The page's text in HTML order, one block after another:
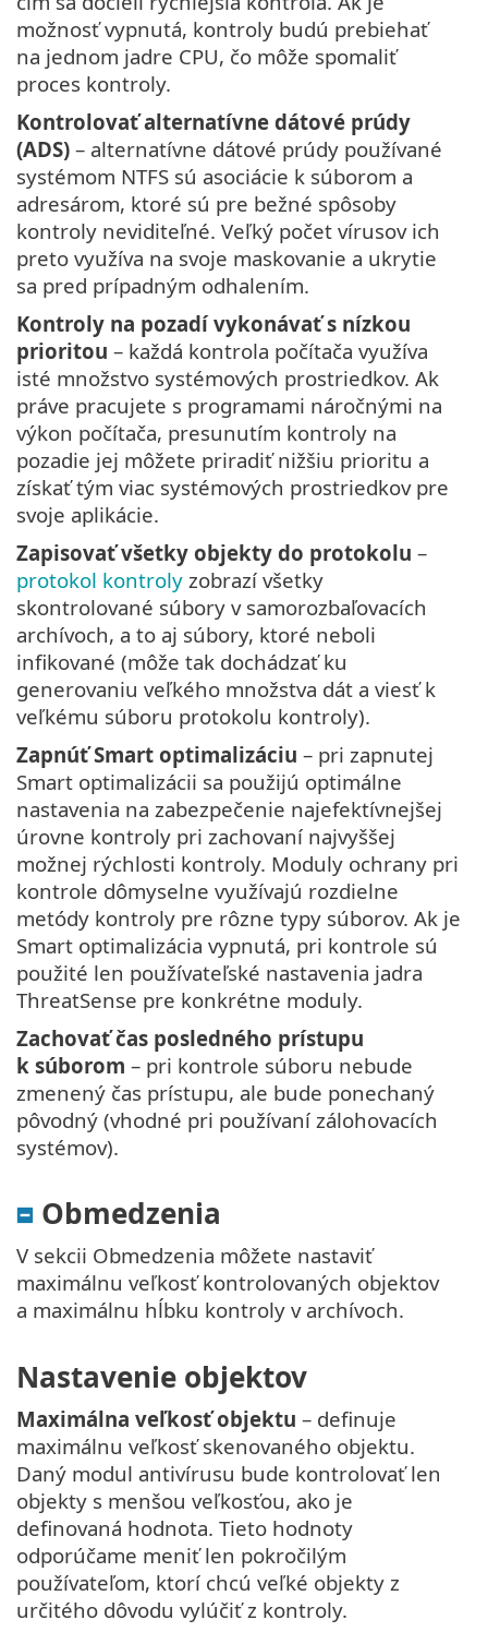
možnosť vypnutá, kontroly budú prebiehať
na jednom jadre CPU, čo môže spomaliť
proces kontroly.
Kontrolovať alternatívne dátové prúdy
(ADS) – alternatívne dátové prúdy používané
systémom NTFS sú asociácie k súborom a
adresárom, ktoré sú pre bežné spôsoby
kontroly neviditeľné. Veľký počet vírusov ich
preto využíva na svoje maskovanie a ukrytie
sa pred prípadným odhalením.
Kontroly na pozadí vykonávať s nízkou
prioritou – každá kontrola počítača využíva
isté množstvo systémových prostriedkov. Ak
práve pracujete s programami náročnými na
výkon počítača, presunutím kontroly na
pozadie jej môžete priradiť nižšiu prioritu a
získať tým viac systémových prostriedkov pre
svoje aplikácie.
Zapisovať všetky objekty do protokolu –
protokol kontroly zobrazí všetky
skontrolované súbory v samorozbaľovacích
archívoch, a to aj súbory, ktoré neboli
infikované (môže tak dochádzať ku
generovaniu veľkého množstva dát a viesť k
veľkému súboru protokolu kontroly).
Zapnúť Smart optimalizáciu – pri zapnutej
Smart optimalizácii sa použijú optimálne
nastavenia na zabezpečenie najefektívnejšej
úrovne kontroly pri zachovaní najvyššej
možnej rýchlosti kontroly. Moduly ochrany pri
kontrole dômyselne využívajú rozdielne
metódy kontroly pre rôzne typy súborov. Ak je
Smart optimalizácia vypnutá, pri kontrole sú
použité len používateľské nastavenia jadra
ThreatSense pre konkrétne moduly.
Zachovať čas posledného prístupu
k súborom – pri kontrole súboru nebude
zmenený čas prístupu, ale bude ponechaný
pôvodný (vhodné pri používaní zálohovacích
systémov).
Obmedzenia
V sekcii Obmedzenia môžete nastaviť
maximálnu veľkosť kontrolovaných objektov
a maximálnu hĺbku kontroly v archívoch.
Nastavenie objektov
Maximálna veľkosť objektu – definuje
maximálnu veľkosť skenovaného objektu.
Daný modul antivírusu bude kontrolovať len
objekty s menšou veľkosťou, ako je
definovaná hodnota. Tieto hodnoty
odporúčame meniť len pokročilým
používateľom, ktorí chcú veľké objekty z
určitého dôvodu vylúčiť z kontroly.